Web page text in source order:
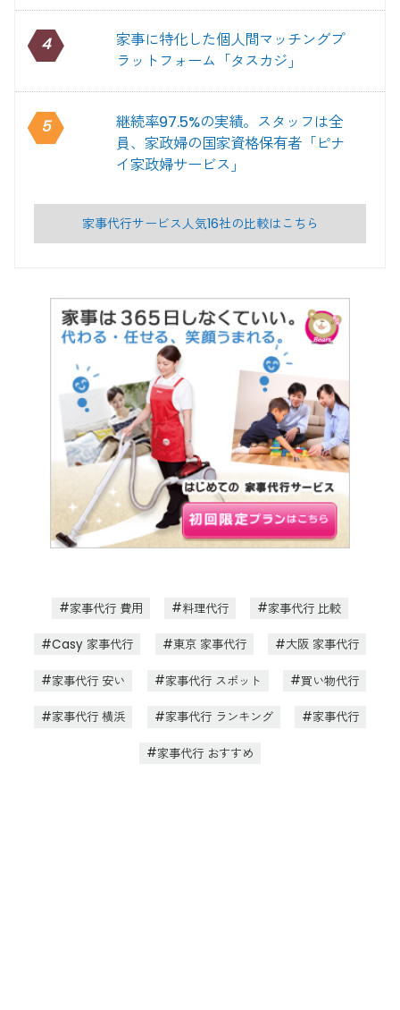
4
家事に特化した個人間マッチングプ
ラットフォーム「タスカジ」
5
継続率97.5%の実績。スタッフは全
員、家政婦の国家資格保有者「ピナ
イ家政婦サービス」
家事代行サービス人気16社の比較はこちら
家事代行 費用 料理代行 家事代行 比較
Casy 家事代行 東京 家事代行 大阪 家事代行
家事代行 安い 家事代行 スポット 買い物代行
家事代行 横浜 家事代行 ランキング 家事代行
家事代行 おすすめ